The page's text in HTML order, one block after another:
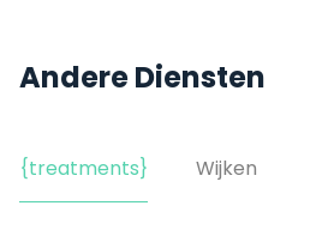
Andere Diensten
{treatments} Wijken